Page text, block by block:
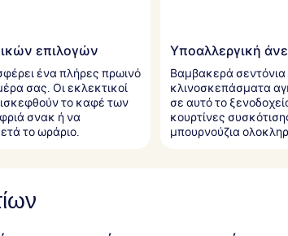
επιλογών
ένα πλήρες πρωινό
σας. Οι εκλεκτικοί
το καφέ των
σνακ ή να
το ωράριο.
Υποαλλεργική
Βαμβακερά σεντόνια
κλινοσκεπάσματα
σε αυτό το
κουρτίνες
μπουρνούζια